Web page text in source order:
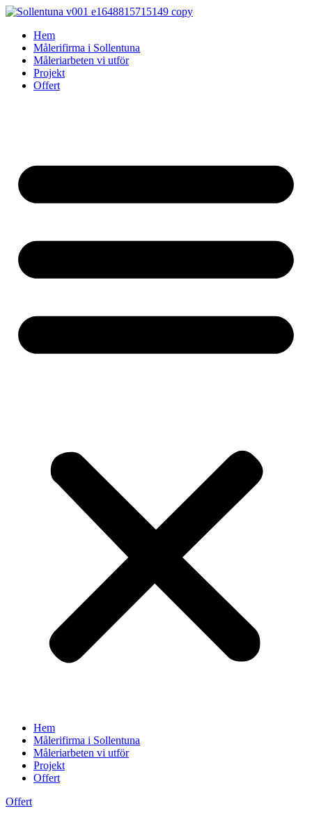
Skip
contentHem
Målerifirma i Sollentuna
Måleriarbeten vi utför
Projekt
Offert
Hem
Målerifirma i Sollentuna
Måleriarbeten vi utför
Projekt
Offert
Offert